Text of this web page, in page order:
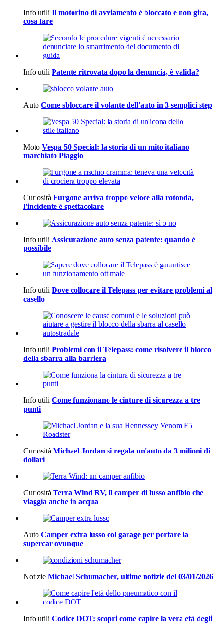
Info utili Il motorino di avviamento è bloccato e non gira,
cosa fare
Info utili Patente ritrovata dopo la denuncia, è valida?
Auto Come sbloccare il volante dell'auto in 3 semplici step
Moto Vespa 50 Special: la storia di un mito italiano
marchiato Piaggio
Curiosità Furgone arriva troppo veloce alla rotonda,
l'incidente è spettacolare
Info utili Assicurazione auto senza patente: quando è
possibile
Info utili Dove collocare il Telepass per evitare problemi al
casello
Info utili Problemi con il Telepass: come risolvere il blocco
della sbarra alla barriera
Info utili Come funzionano le cinture di sicurezza a tre
punti
Curiosità Michael Jordan si regala un'auto da 3 milioni di
dollari
Curiosità Terra Wind RV, il camper di lusso anfibio che
viaggia anche in acqua
Auto Camper extra lusso col garage per portare la
supercar ovunque
Notizie Michael Schumacher, ultime notizie del 03/01/2026
Info utili Codice DOT: scopri come capire la vera età degli